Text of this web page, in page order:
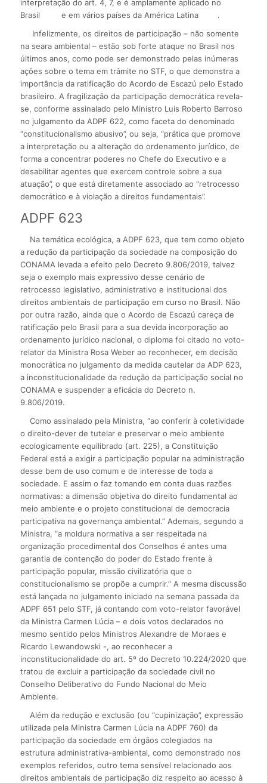
interpretação do art. 4, 7, e é amplamente aplicado no
Brasil
e em vários países da América Latina
.
Infelizmente, os direitos de participação – não somente
na seara ambiental – estão sob forte ataque no Brasil nos
últimos anos, como pode ser demonstrado pelas inúmeras
ações sobre o tema em trâmite no STF, o que demonstra a
importância da ratificação do Acordo de Escazú pelo Estado
brasileiro. A fragilização da participação democrática revela-
se, conforme assinalado pelo Ministro Luis Roberto Barroso
no julgamento da ADPF 622, como faceta do denominado
“constitucionalismo abusivo”, ou seja, “prática que promove
a interpretação ou a alteração do ordenamento jurídico, de
forma a concentrar poderes no Chefe do Executivo e a
desabilitar agentes que exercem controle sobre a sua
atuação”, o que está diretamente associado ao “retrocesso
democrático e à violação a direitos fundamentais”.
ADPF 623
Na temática ecológica, a ADPF 623, que tem como objeto
a redução da participação da sociedade na composição do
CONAMA levada a efeito pelo Decreto 9.806/2019, talvez
seja o exemplo mais expressivo desse cenário de
retrocesso legislativo, administrativo e institucional dos
direitos ambientais de participação em curso no Brasil. Não
por outra razão, ainda que o Acordo de Escazú careça de
ratificação pelo Brasil para a sua devida incorporação ao
ordenamento jurídico nacional, o diploma foi citado no voto-
relator da Ministra Rosa Weber ao reconhecer, em decisão
monocrática no julgamento da medida cautelar da ADP 623,
a inconstitucionalidade da redução da participação social no
CONAMA e suspender a eficácia do Decreto n.
9.806/2019.
Como assinalado pela Ministra, “ao conferir à coletividade
o direito-dever de tutelar e preservar o meio ambiente
ecologicamente equilibrado (art. 225), a Constituição
Federal está a exigir a participação popular na administração
desse bem de uso comum e de interesse de toda a
sociedade. E assim o faz tomando em conta duas razões
normativas: a dimensão objetiva do direito fundamental ao
meio ambiente e o projeto constitucional de democracia
participativa na governança ambiental.” Ademais, segundo a
Ministra, “a moldura normativa a ser respeitada na
organização procedimental dos Conselhos é antes uma
garantia de contenção do poder do Estado frente à
participação popular, missão civilizatória que o
constitucionalismo se propõe a cumprir.” A mesma discussão
está lançada no julgamento iniciado na semana passada da
ADPF 651 pelo STF, já contando com voto-relator favorável
da Ministra Carmen Lúcia – e dois votos declarados no
mesmo sentido pelos Ministros Alexandre de Moraes e
Ricardo Lewandowski -, ao reconhecer a
inconstitucionalidade do art. 5º do Decreto 10.224/2020 que
tratou de excluir a participação da sociedade civil no
Conselho Deliberativo do Fundo Nacional do Meio
Ambiente.
Além da redução e exclusão (ou “cupinização”, expressão
utilizada pela Ministra Carmen Lúcia na ADPF 760) da
participação da sociedade em órgãos colegiados na
estrutura administrativa-ambiental, como demonstrado nos
exemplos referidos, outro tema sensível relacionado aos
direitos ambientais de participação diz respeito ao acesso à